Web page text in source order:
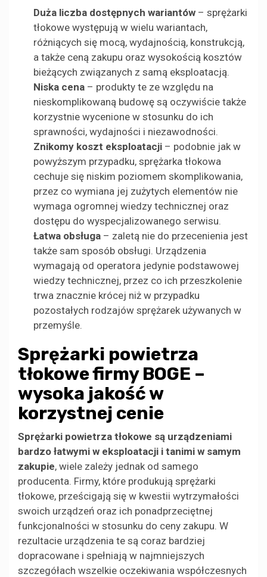
Duża liczba dostępnych wariantów– sprężarki
tłokowe występują w wielu wariantach,
różniących się mocą, wydajnością, konstrukcją,
a także ceną zakupu oraz wysokością kosztów
bieżących związanych z samą eksploatacją.
Niska cena – produkty te ze względu na
nieskomplikowaną budowę są oczywiście także
korzystnie wycenione w stosunku do ich
sprawności, wydajności i niezawodności.
Znikomy koszt eksploatacji – podobnie jak w
powyższym przypadku, sprężarka tłokowa
cechuje się niskim poziomem skomplikowania,
przez co wymiana jej zużytych elementów nie
wymaga ogromnej wiedzy technicznej oraz
dostępu do wyspecjalizowanego serwisu.
Łatwa obsługa– zaletą nie do przecenienia jest
także sam sposób obsługi. Urządzenia
wymagają od operatora jedynie podstawowej
wiedzy technicznej, przez co ich przeszkolenie
trwa znacznie krócej niż w przypadku
pozostałych rodzajów sprężarek używanych w
przemyśle.
Sprężarki powietrza
tłokowe firmy BOGE –
wysoka jakość w
korzystnej cenie
Sprężarki powietrza tłokowe są urządzeniami
bardzo łatwymi w eksploatacji i tanimi w samym
zakupie, wiele zależy jednak od samego
producenta. Firmy, które produkują sprężarki
tłokowe, prześcigają się w kwestii wytrzymałości
swoich urządzeń oraz ich ponadprzeciętnej
funkcjonalności w stosunku do ceny zakupu. W
rezultacie urządzenia te są coraz bardziej
dopracowane i spełniają w najmniejszych
szczegółach wszelkie oczekiwania współczesnych